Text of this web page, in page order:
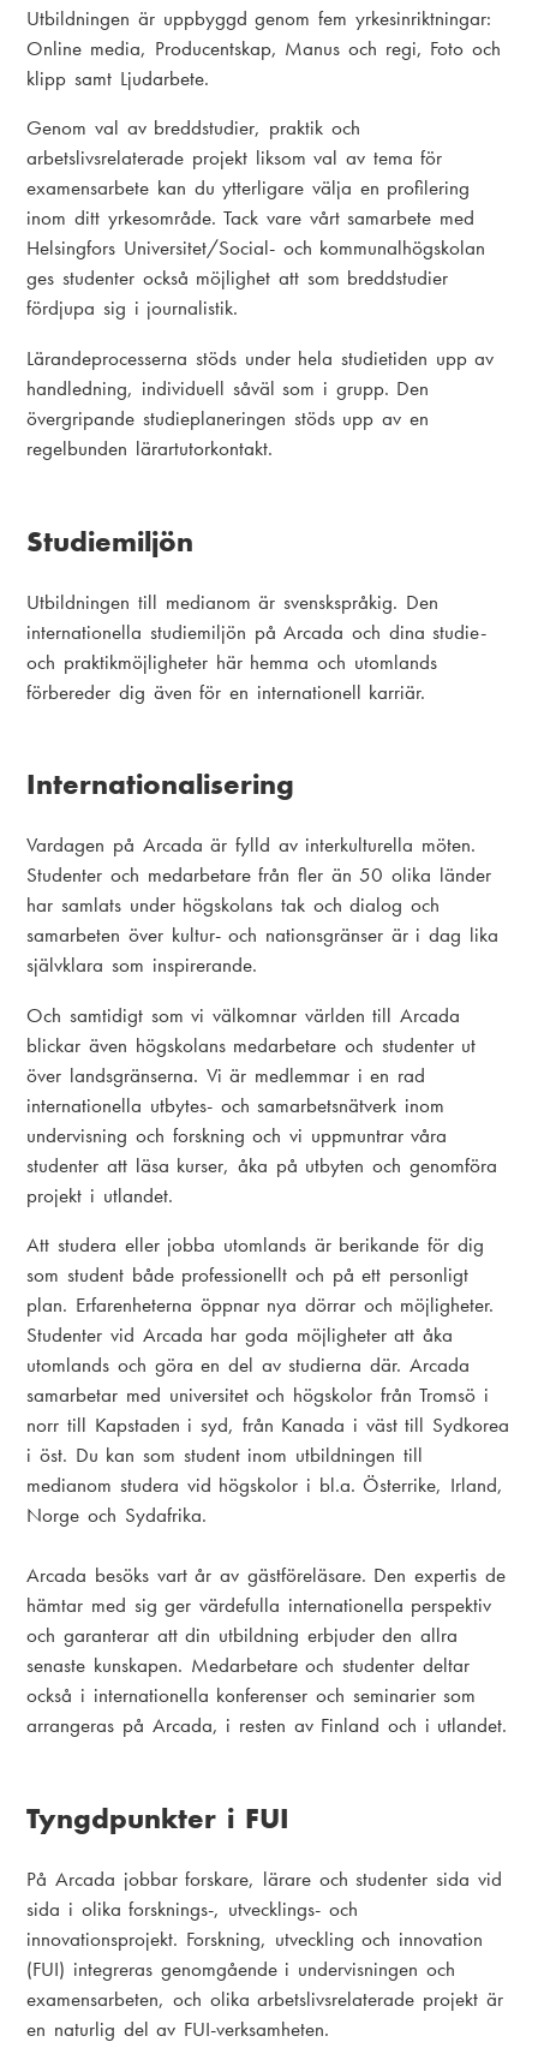
Utbildningen är uppbyggd genom fem yrkesinriktningar:
Online media, Producentskap, Manus och regi, Foto och
klipp samt Ljudarbete.
Genom val av breddstudier, praktik och
arbetslivsrelaterade projekt liksom val av tema för
examensarbete kan du ytterligare välja en profilering
inom ditt yrkesområde. Tack vare vårt samarbete med
Helsingfors Universitet/Social- och kommunalhögskolan
ges studenter också möjlighet att som breddstudier
fördjupa sig i journalistik.
Lärandeprocesserna stöds under hela studietiden upp av
handledning, individuell såväl som i grupp. Den
övergripande studieplaneringen stöds upp av en
regelbunden lärartutorkontakt.
Studiemiljön
Utbildningen till medianom är svenskspråkig. Den
internationella studiemiljön på Arcada och dina studie-
och praktikmöjligheter här hemma och utomlands
förbereder dig även för en internationell karriär.
Internationalisering
Vardagen på Arcada är fylld av interkulturella möten.
Studenter och medarbetare från fler än 50 olika länder
har samlats under högskolans tak och dialog och
samarbeten över kultur- och nationsgränser är i dag lika
självklara som inspirerande.
Och samtidigt som vi välkomnar världen till Arcada
blickar även högskolans medarbetare och studenter ut
över landsgränserna. Vi är medlemmar i en rad
internationella utbytes- och samarbetsnätverk inom
undervisning och forskning och vi uppmuntrar våra
studenter att läsa kurser, åka på utbyten och genomföra
projekt i utlandet.
Att studera eller jobba utomlands är berikande för dig
som student både professionellt och på ett personligt
plan. Erfarenheterna öppnar nya dörrar och möjligheter.
Studenter vid Arcada har goda möjligheter att åka
utomlands och göra en del av studierna där. Arcada
samarbetar med universitet och högskolor från Tromsö i
norr till Kapstaden i syd, från Kanada i väst till Sydkorea
i öst. Du kan som student inom utbildningen till
medianom studera vid högskolor i bl.a. Österrike, Irland,
Norge och Sydafrika.
Arcada besöks vart år av gästföreläsare. Den expertis de
hämtar med sig ger värdefulla internationella perspektiv
och garanterar att din utbildning erbjuder den allra
senaste kunskapen. Medarbetare och studenter deltar
också i internationella konferenser och seminarier som
arrangeras på Arcada, i resten av Finland och i utlandet.
Tyngdpunkter i FUI
På Arcada jobbar forskare, lärare och studenter sida vid
sida i olika forsknings-, utvecklings- och
innovationsprojekt. Forskning, utveckling och innovation
(FUI) integreras genomgående i undervisningen och
examensarbeten, och olika arbetslivsrelaterade projekt är
en naturlig del av FUI-verksamheten.